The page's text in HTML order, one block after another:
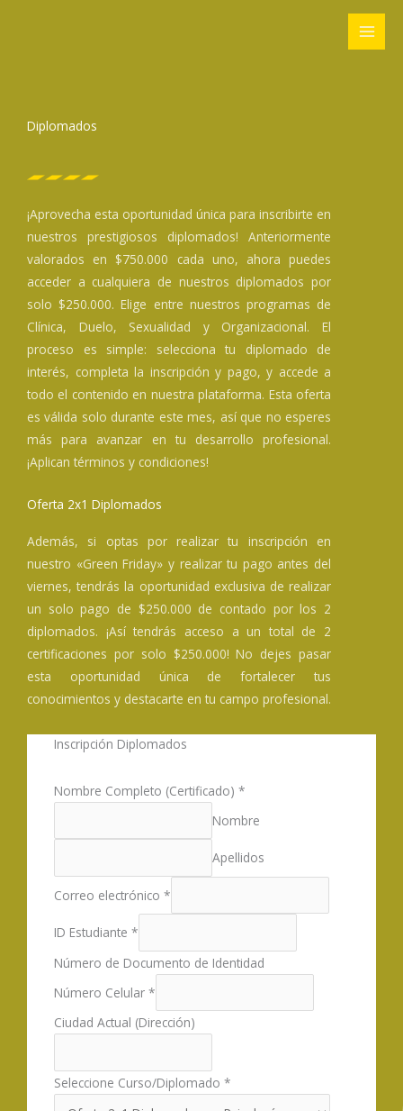
Diplomados
¡Aprovecha esta oportunidad única para inscribirte en
nuestros prestigiosos diplomados! Anteriormente
valorados en $750.000 cada uno, ahora puedes
acceder a cualquiera de nuestros diplomados por
solo $250.000. Elige entre nuestros programas de
Clínica, Duelo, Sexualidad y Organizacional. El
proceso es simple: selecciona tu diplomado de
interés, completa la inscripción y pago, y accede a
todo el contenido en nuestra plataforma. Esta oferta
es válida solo durante este mes, así que no esperes
más para avanzar en tu desarrollo profesional.
¡Aplican términos y condiciones!
Oferta 2x1 Diplomados
Además, si optas por realizar tu inscripción en
nuestro «Green Friday» y realizar tu pago antes del
viernes, tendrás la oportunidad exclusiva de realizar
un solo pago de $250.000 de contado por los 2
diplomados. ¡Así tendrás acceso a un total de 2
certificaciones por solo $250.000! No dejes pasar
esta oportunidad única de fortalecer tus
conocimientos y destacarte en tu campo profesional.
Inscripción Diplomados
Nombre Completo (Certificado) *
Nombre
Apellidos
Correo electrónico *
ID Estudiante *
Número de Documento de Identidad
Número Celular *
Ciudad Actual (Dirección)
Seleccione Curso/Diplomado *